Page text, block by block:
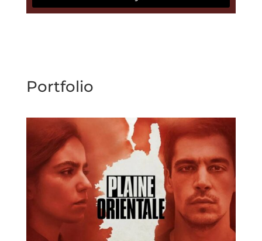
Portfolio